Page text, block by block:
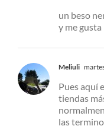
un beso
y me
Meliuli
Pues aquí
tiendas
las